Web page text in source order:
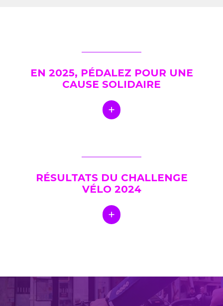
EN 2025, PÉDALEZ POUR UNE
CAUSE SOLIDAIRE
RÉSULTATS DU CHALLENGE
VÉLO 2024